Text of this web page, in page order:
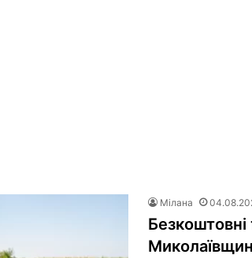
Мілана
Безкоштовні